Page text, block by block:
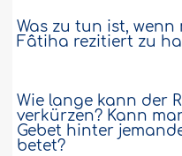
Was zu tun ist, wenn
Fâtiha rezitiert zu
Wie lange kann der
verkürzen? Kann
Gebet hinter
betet?